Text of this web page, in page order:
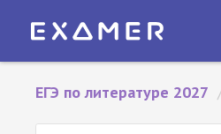
ЕГЭ по литературе 2027